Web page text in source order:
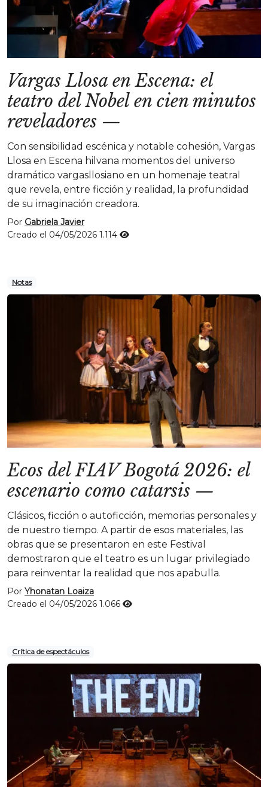
Vargas Llosa en Escena: el
teatro del Nobel en cien minutos
reveladores —
Con sensibilidad escénica y notable cohesión, Vargas
Llosa en Escena hilvana momentos del universo
dramático vargasllosiano en un homenaje teatral
que revela, entre ficción y realidad, la profundidad
de su imaginación creadora.
Por Gabriela Javier
Creado el 04/05/2026 1.114
Notas
Ecos del FIAV Bogotá 2026: el
escenario como catarsis —
Clásicos, ficción o autoficción, memorias personales y
de nuestro tiempo. A partir de esos materiales, las
obras que se presentaron en este Festival
demostraron que el teatro es un lugar privilegiado
para reinventar la realidad que nos apabulla.
Por Yhonatan Loaiza
Creado el 04/05/2026 1.066
Crítica de espectáculos